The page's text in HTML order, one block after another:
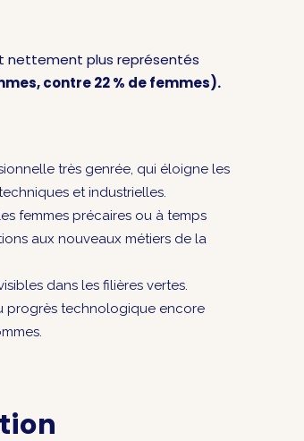
nettement plus représentés
contre 22 % de femmes).
très genrée, qui éloigne les
et industrielles.
femmes précaires ou à temps
aux nouveaux métiers de la
dans les filières vertes.
progrès technologique encore